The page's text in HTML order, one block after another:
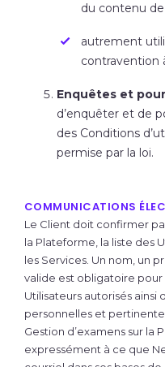
du contenu
autrement
contravention
Enquêtes et
d’enquêter et de
des Conditions
permise par la loi.
COMMUNICATIONS
Le Client doit confirmer
la Plateforme, la liste des
les Services. Un nom, un
valide est obligatoire
Utilisateurs autorisés
personnelles et
Gestion d’examens sur la
expressément à ce que